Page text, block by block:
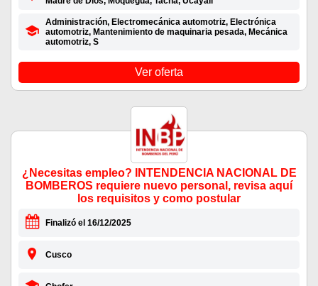
Administración, Electromecánica automotriz, Electrónica
automotriz, Mantenimiento de maquinaria pesada, Mecánica
automotriz, S
Ver oferta
¿Necesitas empleo? INTENDENCIA NACIONAL DE
BOMBEROS requiere nuevo personal, revisa aquí
los requisitos y como postular
Finalizó el 16/12/2025
Cusco